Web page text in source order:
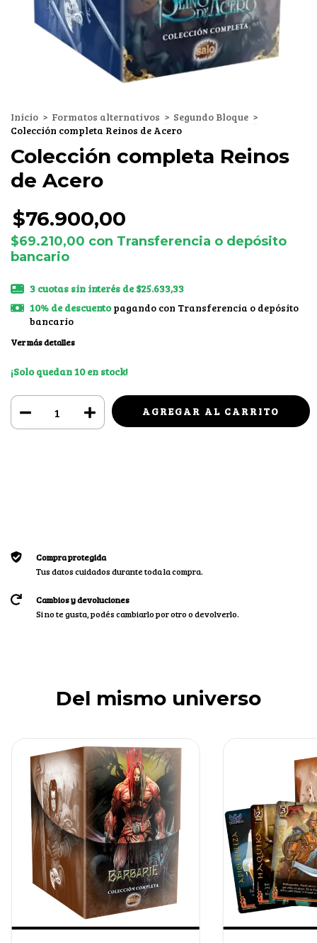
Inicio > Formatos alternativos > Segundo Bloque >
Colección completa Reinos de Acero
Colección completa Reinos
de Acero
$76.900,00
$69.210,00 con Transferencia o depósito
bancario
3 cuotas sin interés de$25.633,33
10% de descuentopagando con Transferencia o depósito
bancario
Ver más detalles
¡Solo quedan10en stock!
Compra protegida
Tus datos cuidados durante toda la compra.
Cambios y devoluciones
Si no te gusta, podés cambiarlo por otro o devolverlo.
Del mismo universo